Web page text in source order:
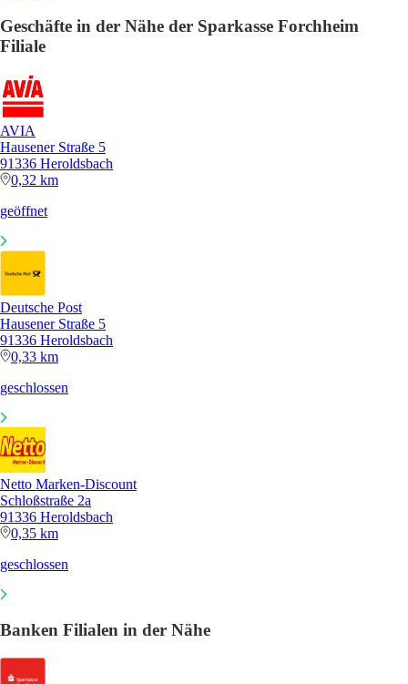
Geschäfte in der Nähe der Sparkasse Forchheim
Filiale
AVIA
Hausener Straße 5
91336 Heroldsbach
0,32 km
geöffnet
Deutsche Post
Hausener Straße 5
91336 Heroldsbach
0,33 km
geschlossen
Netto Marken-Discount
Schloßstraße 2a
91336 Heroldsbach
0,35 km
geschlossen
Banken Filialen in der Nähe